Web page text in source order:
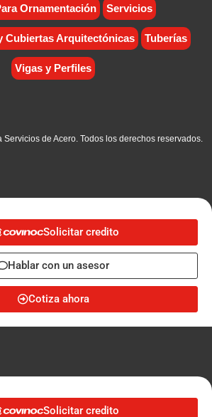
Ornamentación Servicios
Cubiertas Arquitectónicas Tuberías
Vigas y Perfiles
de Acero. Todos los derechos reservados.
Solicitar credito
Hablar con un asesor
Cotiza ahora
Solicitar credito